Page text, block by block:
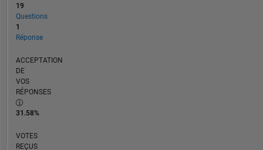
19
Questions
1
Réponse
ACCEPTATION
DE
VOS
RÉPONSES
31.58%
VOTES
REÇUS